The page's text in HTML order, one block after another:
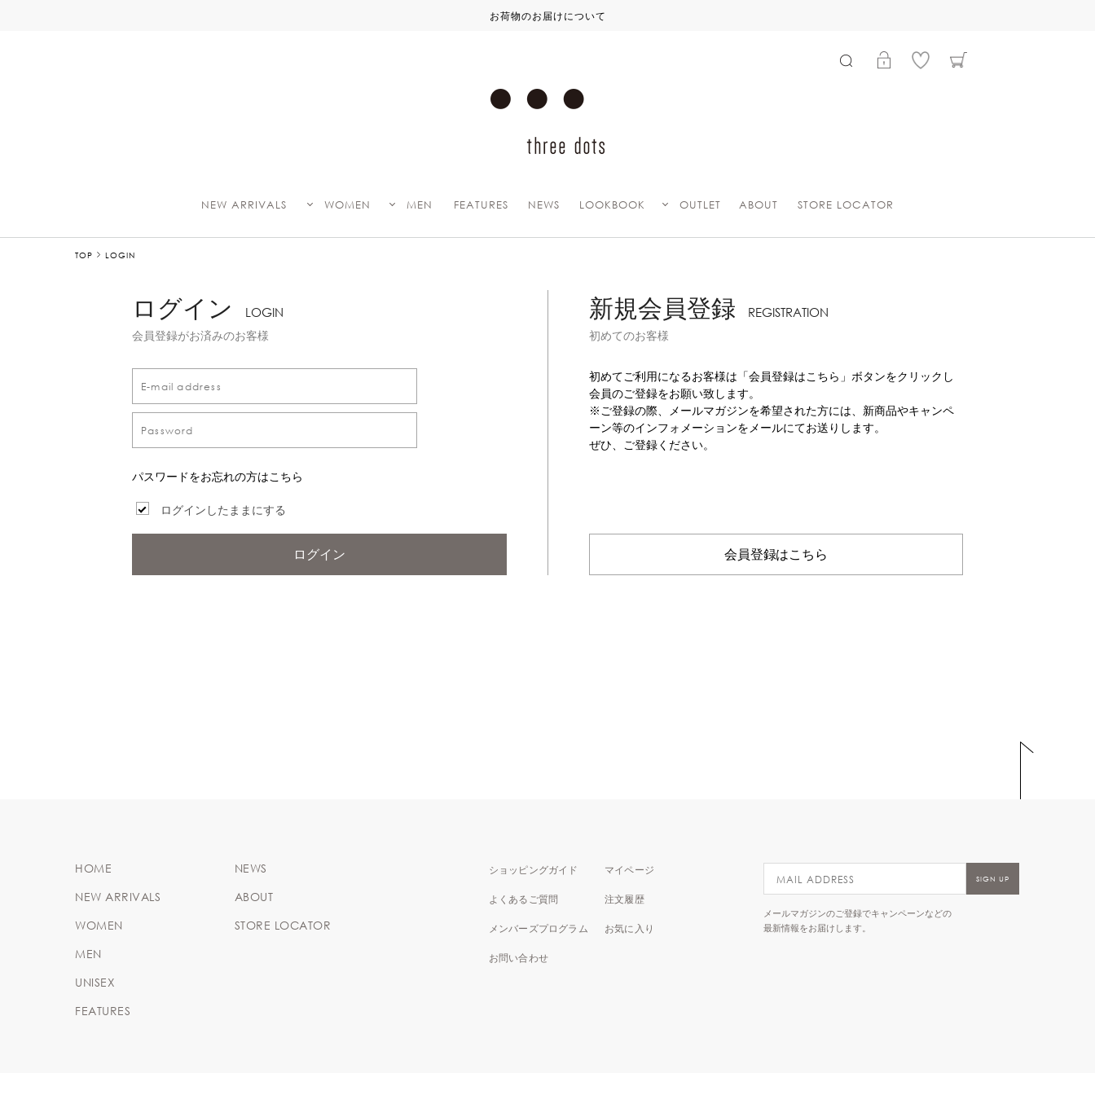
お荷物のお届けについて
NEW ARRIVALS WOMEN MEN FEATURES NEWS LOOKBOOK OUTLET ABOUT STORE LOCATOR
TOP LOGIN
ログイン LOGIN
会員登録がお済みのお客様
パスワードをお忘れの方はこちら
ログインしたままにする
ログイン
新規会員登録 REGISTRATION
初めてのお客様
初めてご利用になるお客様は「会員登録はこちら」ボタンをクリックし
会員のご登録をお願い致します。
※ご登録の際、メールマガジンを希望された方には、新商品やキャンペ
ーン等のインフォメーションをメールにてお送りします。
ぜひ、ご登録ください。
会員登録はこちら
HOME
NEW ARRIVALS
WOMEN
MEN
UNISEX
FEATURES
NEWS
ABOUT
STORE LOCATOR
ショッピングガイド
よくあるご質問
メンバーズプログラム
お問い合わせ
マイページ
注文履歴
お気に入り
メールマガジンのご登録でキャンペーンなどの
最新情報をお届けします。